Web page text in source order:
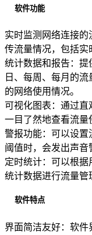
软件功能
实时监测网络连接的
传流量情况，包括实
统计数据和报告：提
日、每周、每月的
的网络使用情况。
可视化图表：通过直
一目了然地查看流量
警报功能：可以设置
阈值时，会发出声音
定时统计：可以根
统计数据进行流量管
软件特点
界面简洁友好：软